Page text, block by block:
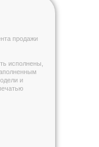
продажи
исполнены,
и